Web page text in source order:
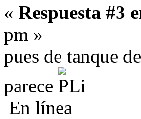
« Respuesta #3
pm »
pues de tanque
parece
En línea